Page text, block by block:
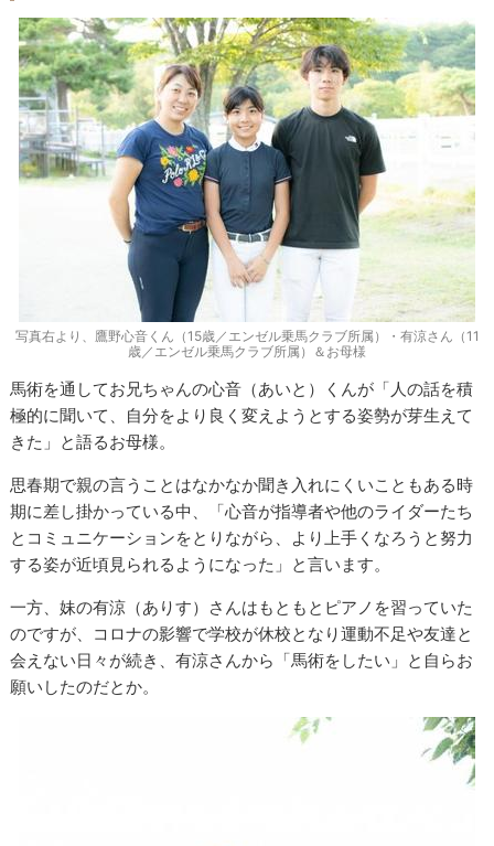
写真右より、鷹野心音くん（15歳／エンゼル乗馬クラブ所属）・有涼さん（11
歳／エンゼル乗馬クラブ所属）＆お母様
馬術を通してお兄ちゃんの心音（あいと）くんが「人の話を積
極的に聞いて、自分をより良く変えようとする姿勢が芽生えて
きた」と語るお母様。
思春期で親の言うことはなかなか聞き入れにくいこともある時
期に差し掛かっている中、「心音が指導者や他のライダーたち
とコミュニケーションをとりながら、より上手くなろうと努力
する姿が近頃見られるようになった」と言います。
一方、妹の有涼（ありす）さんはもともとピアノを習っていた
のですが、コロナの影響で学校が休校となり運動不足や友達と
会えない日々が続き、有涼さんから「馬術をしたい」と自らお
願いしたのだとか。